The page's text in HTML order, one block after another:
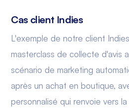
Cas client Indies
L'exemple de notre client
masterclass de collecte d'avis
scénario de marketing
après un achat en boutique,
personnalisé qui renvoie vers